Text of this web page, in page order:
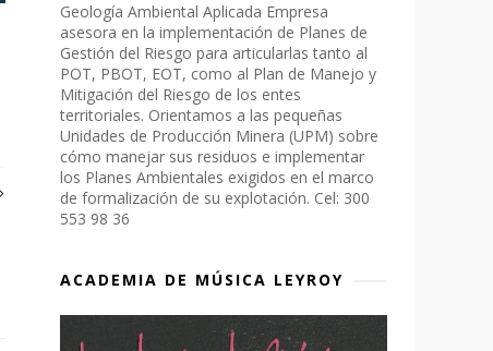
Geología Ambiental Aplicada Empresa
asesora en la implementación de Planes de
Gestión del Riesgo para articularlas tanto al
POT, PBOT, EOT, como al Plan de Manejo y
Mitigación del Riesgo de los entes
territoriales. Orientamos a las pequeñas
Unidades de Producción Minera (UPM) sobre
cómo manejar sus residuos e implementar
los Planes Ambientales exigidos en el marco
de formalización de su explotación. Cel: 300
553 98 36
ACADEMIA DE MÚSICA LEYROY